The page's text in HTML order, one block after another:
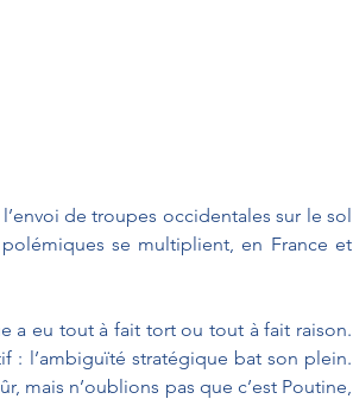
de troupes occidentales sur le sol
se multiplient, en France et
a eu tout à fait tort ou tout à fait raison.
: l’ambiguïté stratégique bat son plein.
mais n’oublions pas que c’est Poutine,